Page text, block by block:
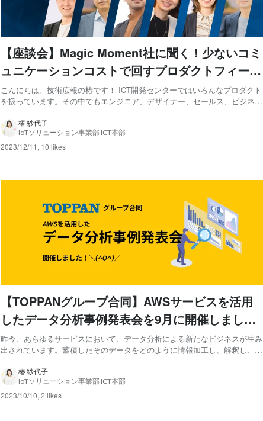
【座談会】Magic Moment社に聞く！少ないコミ
ュニケーションコストで回すプロダクトフィード
バックループのヒント-前編
こんにちは。技術広報の椿です！ ICT開発センターではいろんなプロダクト
を扱っています。その中でもエンジニア、デザイナー、セールス、ビジネス
「review-it! （レヴュイット）」チーム（以降、reviチーム）がSaaSプロダ
クトの急成長を目指して...
椿 紗代子
IoTソリューション事業部 ICT本部
2023/12/11 , 10 likes
【TOPPANグループ合同】AWSサービスを活用
したデータ分析事例発表会を9月に開催しまし
た！
昨今、あらゆるサービスにおいて、データ分析による新たなビジネスが生み
出されています。蓄積したそのデータをどのように情報加工し、解釈し、新
は、新たなビジネスチャンスの創出のみならず、顧客への継続的な提供価値
をアップデートするサービスやプロダクトの武器...
椿 紗代子
IoTソリューション事業部 ICT本部
2023/10/10, 2 likes